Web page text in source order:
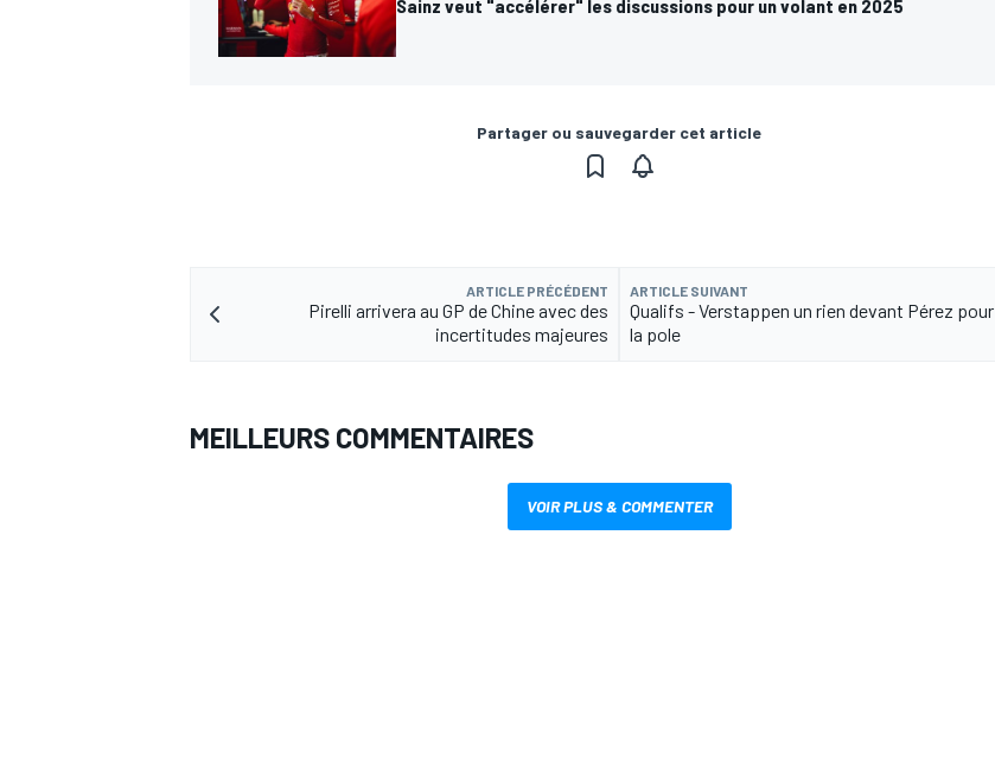
Sainz veut "accélérer" les discussions pour un volant en 2025
Partager ou sauvegarder cet article
ARTICLE PRÉCÉDENT
Pirelli arrivera au GP de Chine avec des
incertitudes majeures
ARTICLE SUIVANT
Qualifs - Verstappen un rien devant Pérez pour
la pole
MEILLEURS COMMENTAIRES
VOIR PLUS & COMMENTER